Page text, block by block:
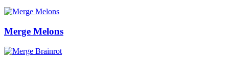
Merge Melons